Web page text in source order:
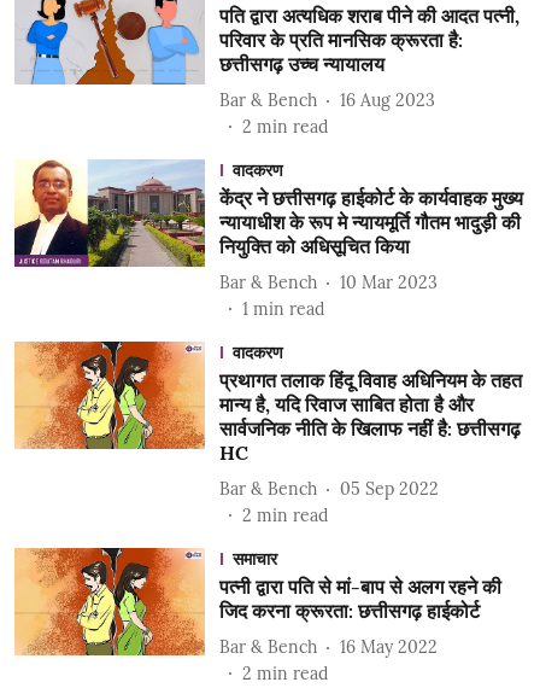
पति द्वारा अत्यधिक शराब पीने की आदत पत्नी,
परिवार के प्रति मानसिक क्रूरता है:
छत्तीसगढ़ उच्च न्यायालय
Bar & Bench
16 Aug 2023
2 min read
वादकरण
केंद्र ने छत्तीसगढ़ हाईकोर्ट के कार्यवाहक मुख्य
न्यायाधीश के रूप मे न्यायमूर्ति गौतम भादुड़ी की
नियुक्ति को अधिसूचित किया
Bar & Bench
10 Mar 2023
1 min read
वादकरण
प्रथागत तलाक हिंदू विवाह अधिनियम के तहत
मान्य है, यदि रिवाज साबित होता है और
सार्वजनिक नीति के खिलाफ नहीं है: छत्तीसगढ़
HC
Bar & Bench
05 Sep 2022
2 min read
समाचार
पत्नी द्वारा पति से मां-बाप से अलग रहने की
जिद करना क्रूरता: छत्तीसगढ़ हाईकोर्ट
Bar & Bench
16 May 2022
2 min read